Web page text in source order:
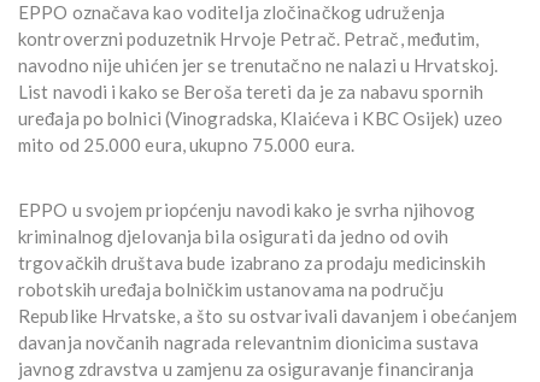
EPPO označava kao voditelja zločinačkog udruženja
kontroverzni poduzetnik Hrvoje Petrač. Petrač, međutim,
navodno nije uhićen jer se trenutačno ne nalazi u Hrvatskoj.
List navodi i kako se Beroša tereti da je za nabavu spornih
uređaja po bolnici (Vinogradska, Klaićeva i KBC Osijek) uzeo
mito od 25.000 eura, ukupno 75.000 eura.
EPPO u svojem priopćenju navodi kako je svrha njihovog
kriminalnog djelovanja bila osigurati da jedno od ovih
trgovačkih društava bude izabrano za prodaju medicinskih
robotskih uređaja bolničkim ustanovama na području
Republike Hrvatske, a što su ostvarivali davanjem i obećanjem
davanja novčanih nagrada relevantnim dionicima sustava
javnog zdravstva u zamjenu za osiguravanje financiranja